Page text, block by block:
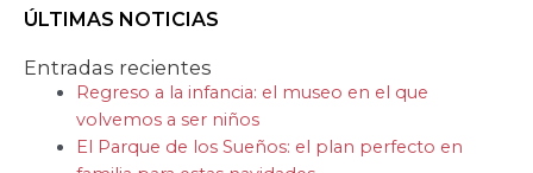
ÚLTIMAS NOTICIAS
Entradas recientes
Regreso a la infancia: el museo en el que
volvemos a ser niños
El Parque de los Sueños: el plan perfecto en